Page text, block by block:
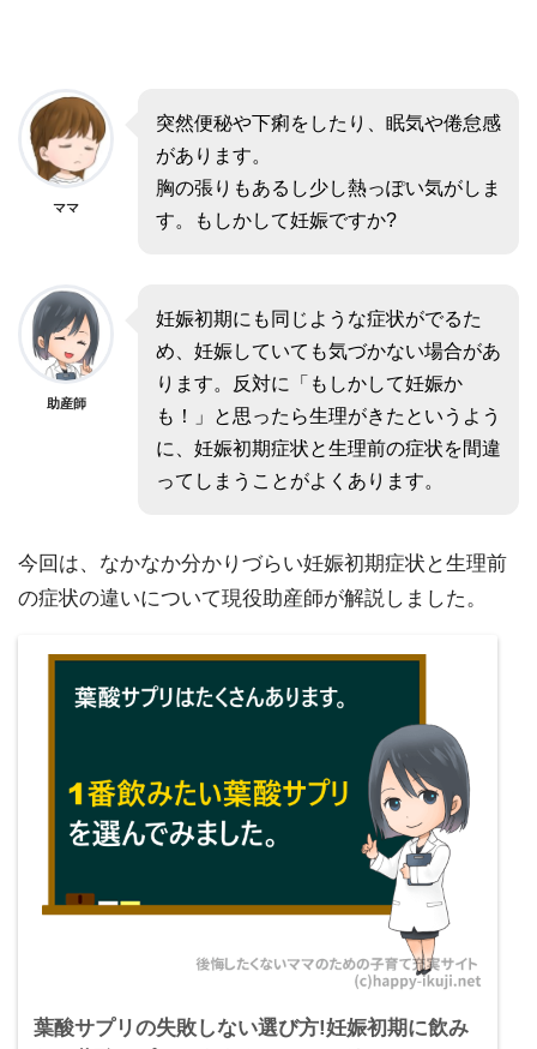
ママ
突然便秘や下痢をしたり、眠気や倦怠感
があります。
胸の張りもあるし少し熱っぽい気がしま
す。もしかして妊娠ですか?
助産師
妊娠初期にも同じような症状がでるた
め、妊娠していても気づかない場合があ
ります。反対に「もしかして妊娠か
も！」と思ったら生理がきたというよう
に、妊娠初期症状と生理前の症状を間違
ってしまうことがよくあります。
今回は、なかなか分かりづらい妊娠初期症状と生理前
の症状の違いについて現役助産師が解説しました。
葉酸サプリの失敗しない選び方!妊娠初期に飲み